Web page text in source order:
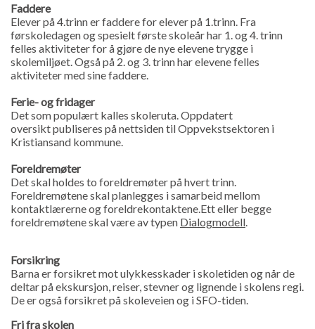
Faddere
Elever på 4.trinn er faddere for elever på 1.trinn. Fra
førskoledagen og spesielt første skoleår har 1. og 4. trinn
felles aktiviteter for å gjøre de nye elevene trygge i
skolemiljøet. Også på 2. og 3. trinn har elevene felles
aktiviteter med sine faddere.
Ferie- og fridager
Det som populært kalles skoleruta. Oppdatert
oversikt publiseres på nettsiden til Oppvekstsektoren i
Kristiansand kommune.
Foreldremøter
Det skal holdes to foreldremøter på hvert trinn.
Foreldremøtene skal planlegges i samarbeid mellom
kontaktlærerne og foreldrekontaktene.Ett eller begge
foreldremøtene skal være av typen Dialogmodell
Forsikring
Barna er forsikret mot ulykkesskader i skoletiden og når de
deltar på ekskursjon, reiser, stevner og lignende i skolens regi.
De er også forsikret på skoleveien og i SFO-tiden.
Fri fra skolen